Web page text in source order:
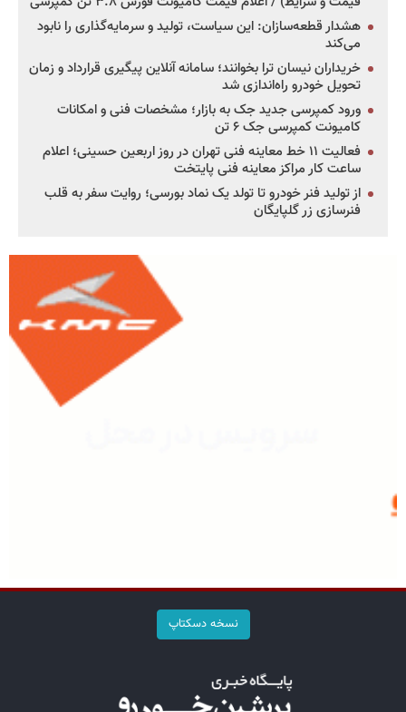
هشدار قطعه‌سازان: این سیاست، تولید و سرمایه‌گذاری را نابود
می‌کند
خریداران نیسان ترا بخوانند؛ سامانه آنلاین پیگیری قرارداد و زمان
تحویل خودرو راه‌اندازی شد
ورود کمپرسی جدید جک به بازار؛ مشخصات فنی و امکانات
کامیونت کمپرسی جک ۶ تن
فعالیت ۱۱ خط معاینه فنی تهران در روز اربعین حسینی؛ اعلام
ساعت کار مراکز معاینه فنی پایتخت
از تولید فنر خودرو تا تولد یک نماد بورسی؛ روایت سفر به قلب
فنرسازی زر گلپایگان
نسخه دسکتاپ